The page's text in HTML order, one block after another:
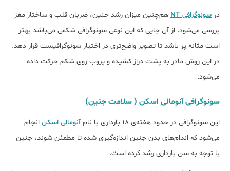
در سونوگرافی NT
هم‌چنین میزان رشد جنین، ضربان قلب و ساختار مغز
بررسی می‌شود. از آن جایی که این نوعی سونوگرافی شکمی می‌باشد بهتر
است مثانه پر باشد تا تصویر واضح‌تری در اختیار سونوگرافیست قرار دهد.
در این روش مادر به پشت دراز کشیده و پروب روی شکم حرکت داده
می‌شود.
سونوگرافی آنومالی اسکن ( سلامت جنین)
این سونوگرافی در حدود هفته‌ی 18 بارداری با نام آنومالی اسکن انجام
می‌شود که اندام‌های بدن جنین اندازه‌گیری شده تا مطمئن شوند، جنین
با توجه به سن بارداری رشد کرده است.